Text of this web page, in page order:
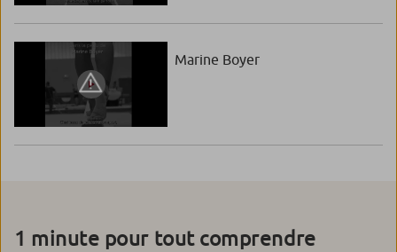
Marine Boyer
1 minute pour tout comprendre